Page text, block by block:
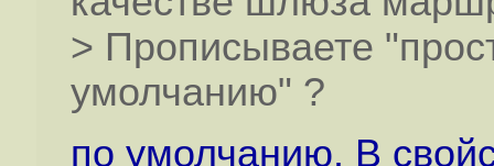
> Прописываете
умолчанию" ?
по умолчанию. В